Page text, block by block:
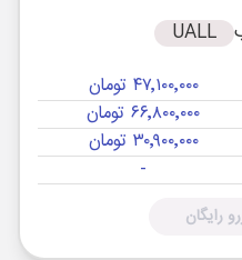
UALL
۴۷٬۱۰۰٬۰۰۰ تومان
۶۶٬۸۰۰٬۰۰۰ تومان
۳۰٬۹۰۰٬۰۰۰ تومان
-
رایگان